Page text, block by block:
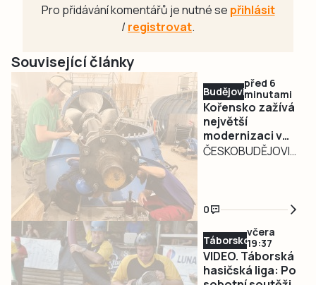
Pro přidávání komentářů je nutné se přihlásit
/registrovat.
Související články
Budějovicko
před 6
minutami
Kořensko zažívá
největší
modernizaci v
historii. Polovina
ČESKOBUDĚJOVICKO
celou historii
svého provozu
prochází v těchto
měsících malá
vodní elektrárna
0
Táborsko
včera
19:37
VIDEO. Táborská
hasičská liga: Po